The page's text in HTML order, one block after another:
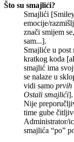
Što su smajlići?
Smajlići
emocije/
znači smijem
sam...].
Smajliće u post
kratkog koda
smajlić ima
se nalaze u
vidi samo prvih
Ostali smajlići].
Nije
time gube
Administrator/
smajlića “po”